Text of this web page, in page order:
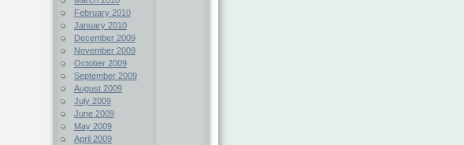
February 2010
January 2010
December 2009
November 2009
October 2009
September 2009
August 2009
July 2009
June 2009
May 2009
April 2009